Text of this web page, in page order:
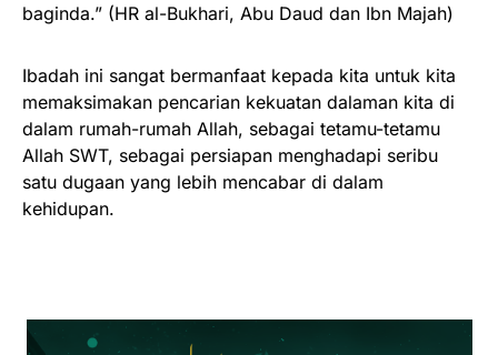
baginda.” (HR al-Bukhari, Abu Daud dan Ibn Majah)
Ibadah ini sangat bermanfaat kepada kita untuk kita
memaksimakan pencarian kekuatan dalaman kita di
dalam rumah-rumah Allah, sebagai tetamu-tetamu
Allah SWT, sebagai persiapan menghadapi seribu
satu dugaan yang lebih mencabar di dalam
kehidupan.